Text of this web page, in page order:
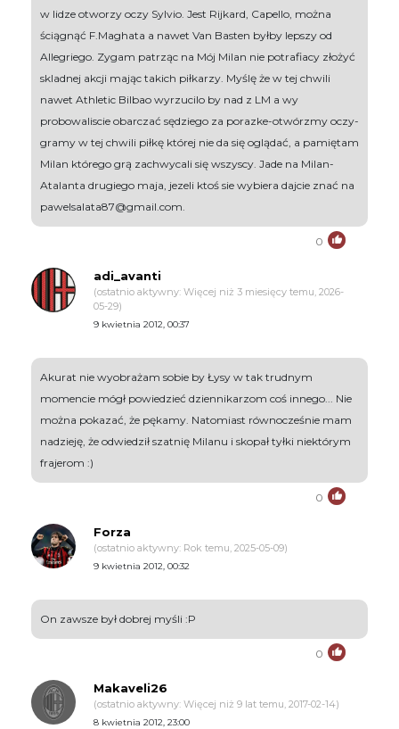
w lidze otworzy oczy Sylvio. Jest Rijkard, Capello, można
ściągnąć F.Maghata a nawet Van Basten byłby lepszy od
Allegriego. Zygam patrząc na Mój Milan nie potrafiacy złożyć
skladnej akcji mając takich piłkarzy. Myślę że w tej chwili
nawet Athletic Bilbao wyrzucilo by nad z LM a wy
probowaliscie obarczać sędziego za porazke-otwórzmy oczy-
gramy w tej chwili piłkę której nie da się oglądać, a pamiętam
Milan którego grą zachwycali się wszyscy. Jade na Milan-
Atalanta drugiego maja, jezeli ktoś sie wybiera dajcie znać na
pawelsalata87@gmail.com
0
adi_avanti
(ostatnio aktywny: Więcej niż 3 miesięcy temu, 2026-
05-29)
9 kwietnia 2012, 00:37
Akurat nie wyobrażam sobie by Łysy w tak trudnym
momencie mógł powiedzieć dziennikarzom coś innego... Nie
można pokazać, że pękamy. Natomiast równocześnie mam
nadzieję, że odwiedził szatnię Milanu i skopał tyłki niektórym
frajerom :)
0
Forza
(ostatnio aktywny: Rok temu, 2025-05-09)
9 kwietnia 2012, 00:32
On zawsze był dobrej myśli :P
0
Makaveli26
(ostatnio aktywny: Więcej niż 9 lat temu, 2017-02-14)
8 kwietnia 2012, 23:00